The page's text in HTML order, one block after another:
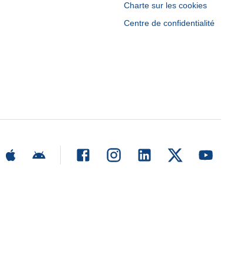
Charte sur les cookies
Centre de confidentialité